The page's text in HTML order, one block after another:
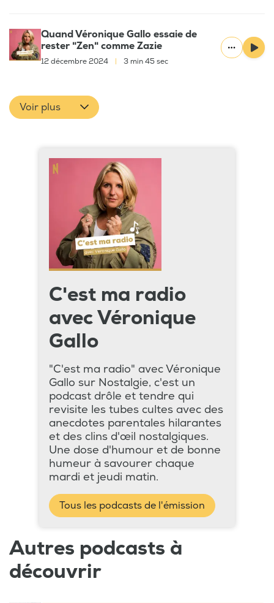
Quand Véronique Gallo essaie de
rester "Zen" comme Zazie
12 décembre 2024 3 min 45 sec
Voir plus
C'est ma radio
avec Véronique
Gallo
"C'est ma radio" avec Véronique
Gallo sur Nostalgie, c'est un
podcast drôle et tendre qui
revisite les tubes cultes avec des
anecdotes parentales hilarantes
et des clins d'œil nostalgiques.
Une dose d'humour et de bonne
humeur à savourer chaque
mardi et jeudi matin.
Tous les podcasts de l'émission
Autres podcasts à
découvrir